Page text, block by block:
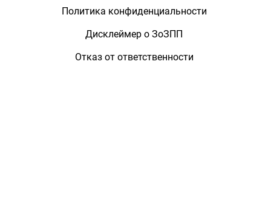
Политика конфиденциальности
Дисклеймер о ЗоЗПП
Отказ от ответственности